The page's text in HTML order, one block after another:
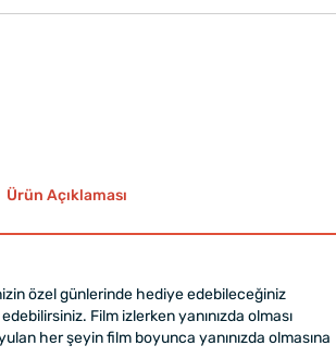
Ürün Açıklaması
özel günlerinde hediye edebileceğiniz
Film izlerken yanınızda olması
her şeyin film boyunca yanınızda olmasına